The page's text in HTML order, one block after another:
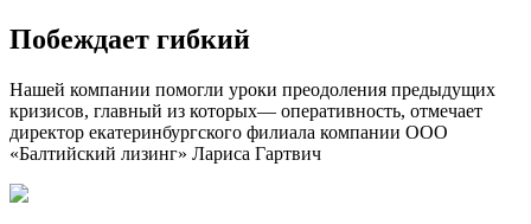
Побеждает гибкий
Нашей компании помогли уроки преодоления предыдущих
кризисов, главный из которых— оперативность, отмечает
директор екатеринбургского филиала компании ООО
«Балтийский лизинг» Лариса Гартвич